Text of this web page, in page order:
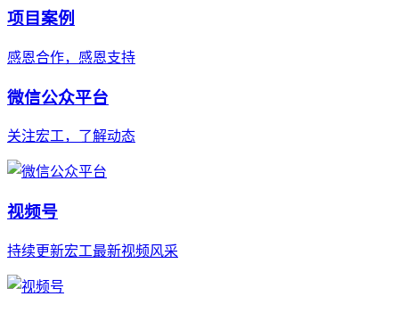
项目案例
感恩合作，感恩支持
微信公众平台
关注宏工，了解动态
视频号
持续更新宏工最新视频风采